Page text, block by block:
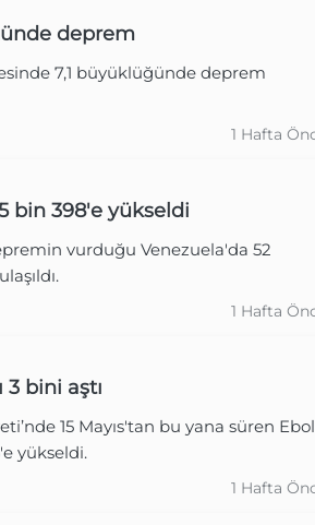
deprem
7,1 büyüklüğünde deprem
1 Hafta
bin 398'e yükseldi
vurduğu Venezuela'da 52
1 Hafta
3 bini aştı
15 Mayıs'tan bu yana süren
yükseldi.
1 Hafta